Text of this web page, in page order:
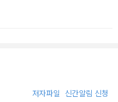
녀석은, 상처가 나을 때까지
황소 뱃속을 꼭 두 달 동안
살두룩 해 주십시오. 거짓말
속에 들어가 있는 동안은 이
저자파일 신간알림 신청